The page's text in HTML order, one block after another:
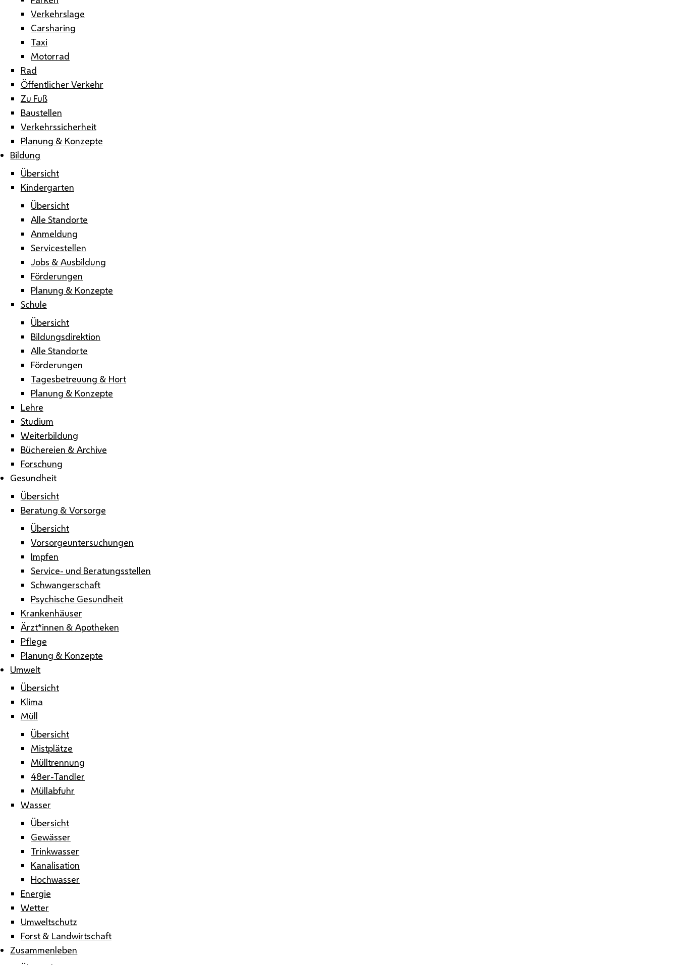
Verkehrslage
Carsharing
Taxi
Motorrad
Rad
Öffentlicher Verkehr
Zu Fuß
Baustellen
Verkehrssicherheit
Planung & Konzepte
Bildung
Übersicht
Kindergarten
Übersicht
Alle Standorte
Anmeldung
Servicestellen
Jobs & Ausbildung
Förderungen
Planung & Konzepte
Schule
Übersicht
Bildungsdirektion
Alle Standorte
Förderungen
Tagesbetreuung & Hort
Planung & Konzepte
Lehre
Studium
Weiterbildung
Büchereien & Archive
Forschung
Gesundheit
Übersicht
Beratung & Vorsorge
Übersicht
Vorsorgeuntersuchungen
Impfen
Service- und Beratungsstellen
Schwangerschaft
Psychische Gesundheit
Krankenhäuser
Ärzt*innen & Apotheken
Pflege
Planung & Konzepte
Umwelt
Übersicht
Klima
Müll
Übersicht
Mistplätze
Mülltrennung
48er-Tandler
Müllabfuhr
Wasser
Übersicht
Gewässer
Trinkwasser
Kanalisation
Hochwasser
Energie
Wetter
Umweltschutz
Forst & Landwirtschaft
Zusammenleben